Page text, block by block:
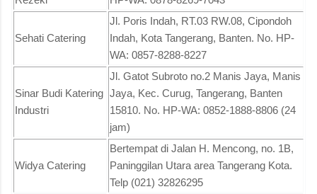
Sehati Catering
Jl. Poris Indah, RT.03 RW.08, Cipondoh
Indah, Kota Tangerang, Banten. No. HP-
WA: 0857-8288-8227
Sinar Budi Katering
Industri
Jl. Gatot Subroto no.2 Manis Jaya, Manis
Jaya, Kec. Curug, Tangerang, Banten
15810. No. HP-WA: 0852-1888-8806 (24
jam)
Widya Catering
Bertempat di Jalan H. Mencong, no. 1B,
Paninggilan Utara area Tangerang Kota.
Telp (021) 32826295